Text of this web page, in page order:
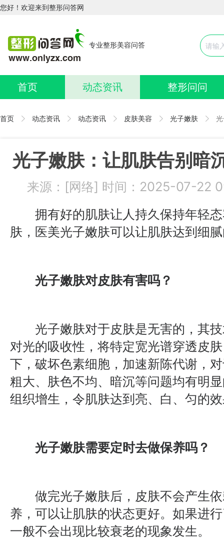
您好！欢迎来到整形问答网
专业整形美容问答
首页 动态资讯 整形问问
首页 动态资讯 动态资讯 皮肤美容 光子嫩肤
光子嫩肤：让肌肤告别暗
来源：[网络] 时间：2025-07-22
拥有好的肌肤让人持久保持年轻态
肤，医美光子嫩肤可以让肌肤达到细
光子嫩肤对皮肤有害吗？
光子嫩肤对于皮肤是无害的，其技
对光的吸收性，将特定宽光谱穿透皮
下，破坏色素细胞，加速新陈代谢，
粗大、肤色不均、暗沉等问题均有明
组织增生，令肌肤达到亮、白、匀的
光子嫩肤需要定时去做保养吗？
做完光子嫩肤后，皮肤不会产生依
养，可以让肌肤的状态更好。如果进
一般不会出现比较衰老的现象发生。